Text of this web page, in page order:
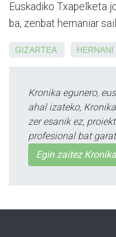
Euskadiko Txapelketa
ba, zenbat hernaniar
GIZARTEA HERNANI
Kronika egunero,
ahal izateko,
zer esanik ez,
profesional bat
Egin zaitez